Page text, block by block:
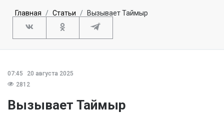
Главная Статьи Вызывает Таймыр
07:45
20 августа 2025
2812
Вызывает Таймыр